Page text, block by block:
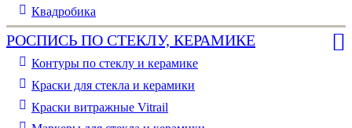
Квадробика
РОСПИСЬ ПО СТЕКЛУ, КЕРАМИКЕ
Контуры по стеклу и керамике
Краски для стекла и керамики
Краски витражные Vitrail